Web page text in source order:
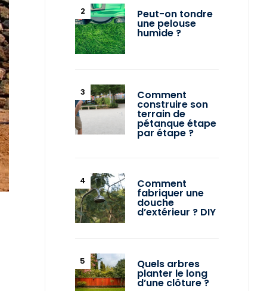
Peut-on tondre
une pelouse
humide ?
Comment
construire son
terrain de
pétanque étape
par étape ?
Comment
fabriquer une
douche
d’extérieur ? DIY
Quels arbres
planter le long
d’une clôture ?